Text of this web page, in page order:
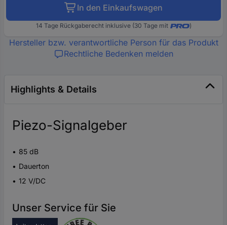
In den Einkaufswagen
14 Tage Rückgaberecht inklusive (30 Tage mit )
Hersteller bzw. verantwortliche Person für das Produkt
Rechtliche Bedenken melden
Highlights & Details
Piezo-Signalgeber
85 dB
Dauerton
12 V/DC
Unser Service für Sie